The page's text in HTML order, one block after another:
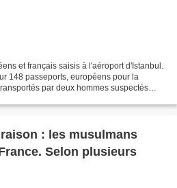
et français saisis à l'aéroport d'Istanbul.
148 passeports, européens pour la
par deux hommes suspectés
: les musulmans
plusieurs